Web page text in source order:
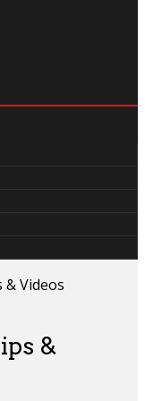
& Videos
&